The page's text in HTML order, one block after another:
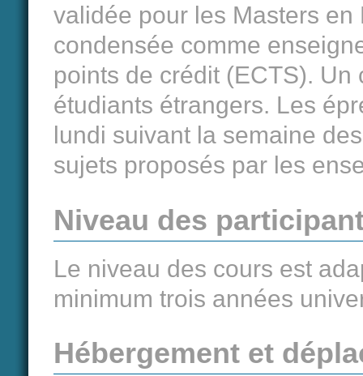
validée pour les Masters
condensée comme
points de crédit (ECTS).
étudiants étrangers. Les
lundi suivant la semaine
sujets proposés par les
Niveau des
Le niveau des cours est
minimum trois années
Hébergement et